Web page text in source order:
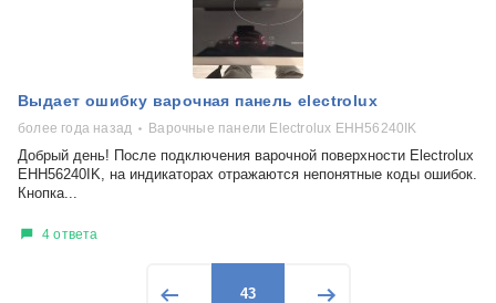
Выдает ошибку варочная панель electrolux
более года назад Варочные панели Electrolux EHH56240IK
Добрый день! После подключения варочной поверхности Electrolux
EHH56240IK, на индикаторах отражаются непонятные коды ошибок.
Кнопка...
4 ответа
43